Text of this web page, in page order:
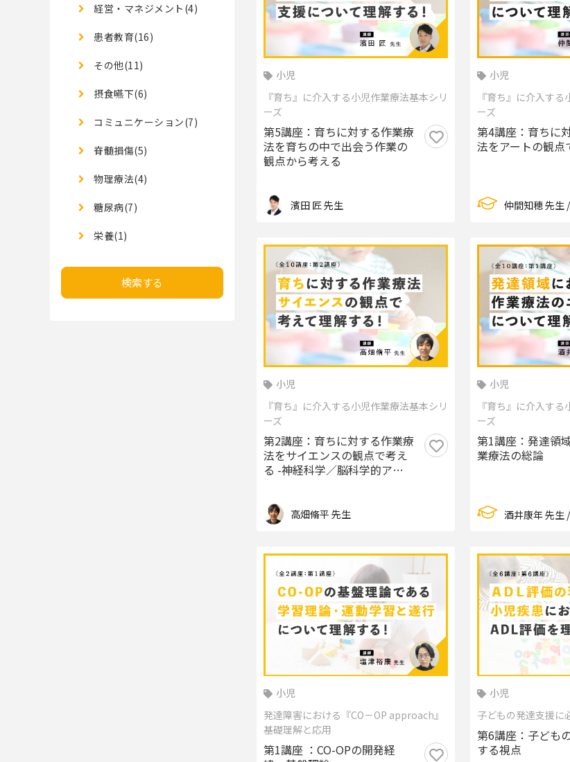
経営・マネジメント(4)
患者教育(16)
その他(11)
摂食嚥下(6)
コミュニケーション(7)
脊髄損傷(5)
物理療法(4)
糖尿病(7)
栄養(1)
検索する
小児
『育ち』に介入する小児作業療法基本シリ
ーズ
第5講座：育ちに対する作業療
法を育ちの中で出会う作業の
観点から考える
濱田 匠 先生
小児
『育ち』に介入す
ーズ
第4講座：育ちに
法をアートの観点
仲間知穂 先生
小児
『育ち』に介入する小児作業療法基本シリ
ーズ
第2講座：育ちに対する作業療
法をサイエンスの観点で考え
る -神経科学／脳科学的アプ
高畑脩平 先生
小児
『育ち』に介入す
ーズ
第1講座：発達領
業療法の総論
酒井康年 先生
小児
発達障害における『CO－OP approach』
基礎理解と応用
第1講座 ：CO-OPの開発経
小児
子どもの発達支援に
第6講座：子ども
する視点